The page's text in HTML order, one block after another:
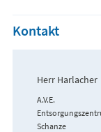
Kontakt
Herr Harlacher
A.V.E.
Schanze